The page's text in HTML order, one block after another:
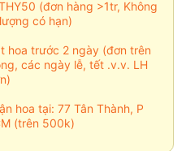
(đơn hàng >1tr, Không
có hạn)
hoa trước 2 ngày (đơn trên
các ngày lễ, tết .v.v. LH
hoa tại: 77 Tân Thành, P
(trên 500k)